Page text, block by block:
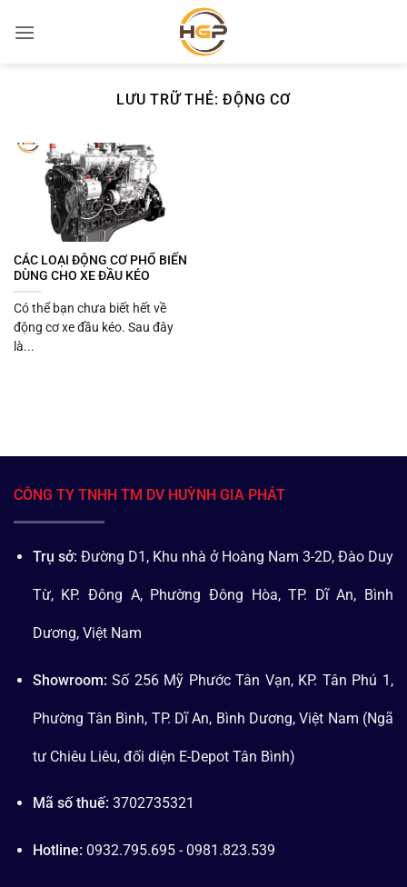
qua
LƯU TRỮ THẺ:ĐỘNG CƠ
CÁC LOẠI ĐỘNG CƠ PHỔ BIẾN
DÙNG CHO XE ĐẦU KÉO
Có thể bạn chưa biết hết về
động cơ xe đầu kéo. Sau đây
là...
CÔNG TY TNHH TM DV HUỲNH GIA PHÁT
Trụ sở: Đường D1, Khu nhà ở Hoàng Nam 3-2D, Đào Duy
Từ, KP. Đông A, Phường Đông Hòa, TP. Dĩ An, Bình
Dương, Việt Nam
Showroom: Số 256 Mỹ Phước Tân Vạn, KP. Tân Phú 1,
Phường Tân Bình, TP. Dĩ An, Bình Dương, Việt Nam (Ngã
tư Chiêu Liêu, đối diện E-Depot Tân Bình)
Mã số thuế: 3702735321
Hotline: 0932.795.695 - 0981.823.539